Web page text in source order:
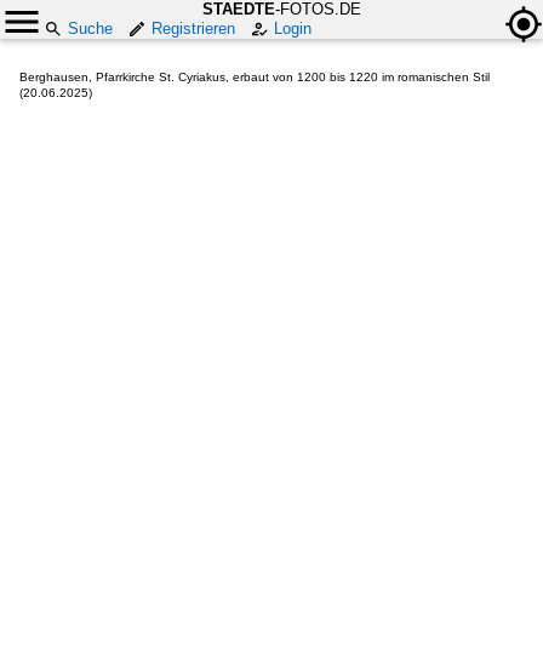
STAEDTE-FOTOS.DE
Suche
Registrieren Login
Berghausen, Pfarrkirche St. Cyriakus, erbaut von 1200 bis 1220 im romanischen Stil
(20.06.2025)